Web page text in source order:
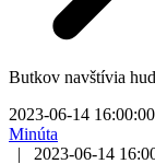
Butkov navštívia
2023-06-14 16:00:00
Minúta
|
2023-06-14